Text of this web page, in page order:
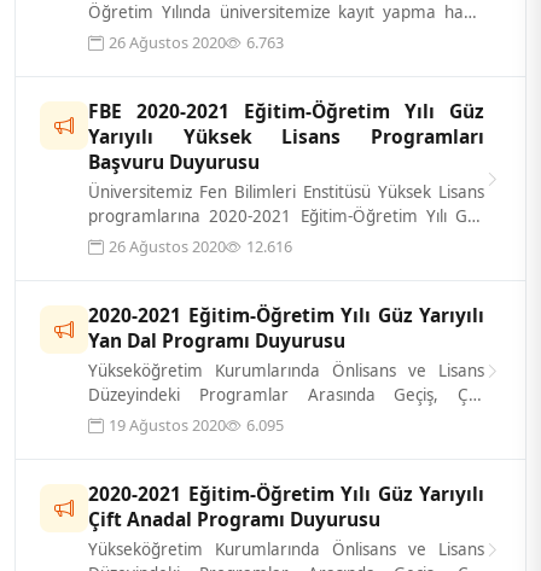
Öğretim Yılında üniversitemize kayıt yapma hakkı
kazanan öğrencilerimiz, kayıt dönemind...
26 Ağustos 2020 6.763
FBE 2020-2021 Eğitim-Öğretim Yılı Güz
Yarıyılı Yüksek Lisans Programları
Başvuru Duyurusu
Üniversitemiz Fen Bilimleri Enstitüsü Yüksek Lisans
programlarına 2020-2021 Eğitim-Öğretim Yılı Güz
Yarıyılında öğrenci alınacaktı...
26 Ağustos 2020 12.616
2020-2021 Eğitim-Öğretim Yılı Güz Yarıyılı
Yan Dal Programı Duyurusu
Yükseköğretim Kurumlarında Önlisans ve Lisans
Düzeyindeki Programlar Arasında Geçiş, Çift
Anadal, Yan Dal İle Kurumlar Arası Kredi...
19 Ağustos 2020 6.095
2020-2021 Eğitim-Öğretim Yılı Güz Yarıyılı
Çift Anadal Programı Duyurusu
Yükseköğretim Kurumlarında Önlisans ve Lisans